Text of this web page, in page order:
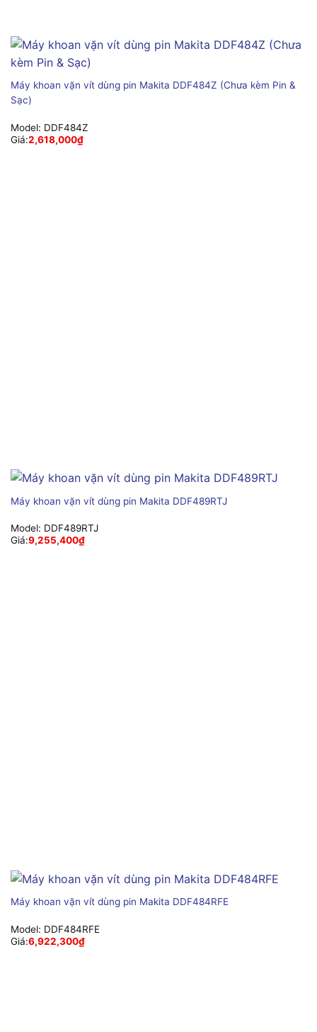
Máy khoan vặn vít dùng pin Makita DDF484Z (Chưa kèm Pin &
Sạc)
Model: DDF484Z
Giá:2,618,000₫
Máy khoan vặn vít dùng pin Makita DDF489RTJ
Model: DDF489RTJ
Giá:9,255,400₫
Máy khoan vặn vít dùng pin Makita DDF484RFE
Model: DDF484RFE
Giá:6,922,300₫